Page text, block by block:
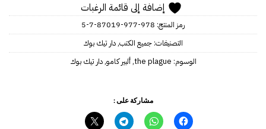
إضافة إلى قائمة الرغبات
رمز المنتج: 978-977-87019-7-5
التصنيفات: جميع الكتب,دار تيك بوك
الوسوم: the plague
,ألبير كامو,دار تيك بوك
مشاركة على :